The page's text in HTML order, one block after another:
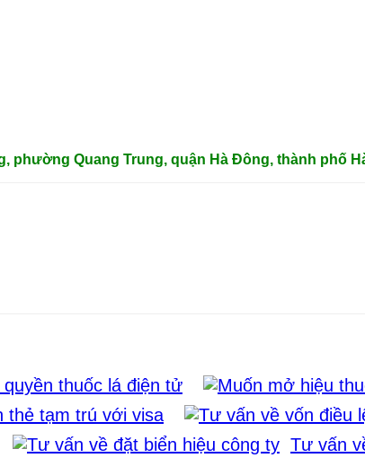
phường Quang Trung, quận Hà Đông, thành phố
quyền thuốc lá điện tử
thẻ tạm trú với visa
Tư vấn